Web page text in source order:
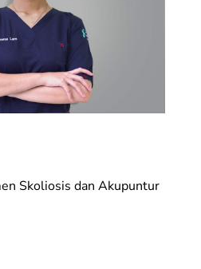
Skoliosis dan Akupuntur